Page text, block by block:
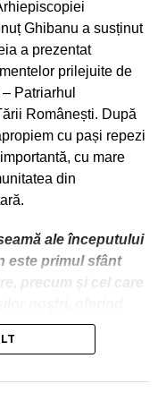
existente în lanțurile
și modelelor de
consolidare a
de negociere.
de putere
valoric rămâne o
o abordare
și
modelelor
Uniunii Europene.
adjunct, a prezentat
producătorilor
Ghibanu a susținut
a prezentat
prilejuite de
Patriarhul
Românești. După
cu pași repezi
cu mare
din
ale începutului
este primul sfânt
precum și cel care
din deceniile ce au
tiparului, cel